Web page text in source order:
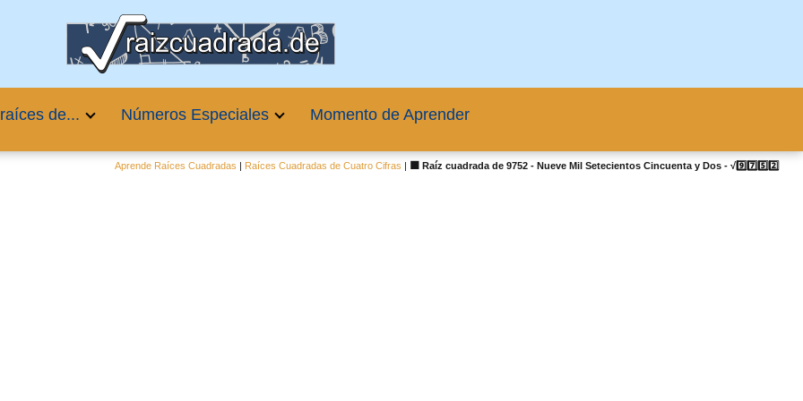
de... Números Especiales Momento de Aprender
Aprende Raíces Cuadradas | Raíces Cuadradas de Cuatro Cifras | 🟦 Raíz cuadrada de 9752 - Nueve Mil Setecientos Cincuenta y Dos - √9️⃣7️⃣5️⃣2️⃣